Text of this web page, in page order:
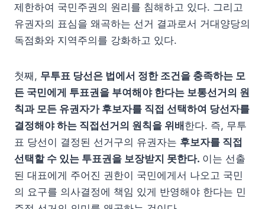
제한하여 국민주권의 원리를 침해하고 있다. 그리고
유권자의 표심을 왜곡하는 선거 결과로서 거대양당의
독점화와 지역주의를 강화하고 있다.
첫째, 무투표 당선은 법에서 정한 조건을 충족하는 모
든 국민에게 투표권을 부여해야 한다는 보통선거의 원
칙과 모든 유권자가 후보자를 직접 선택하여 당선자를
결정해야 하는 직접선거의 원칙을 위배한다. 즉, 무투
표 당선이 결정된 선거구의 유권자는 후보자를 직접
선택할 수 있는 투표권을 보장받지 못한다. 이는 선출
된 대표에게 주어진 권한이 국민에게서 나오고 국민
의 요구를 의사결정에 책임 있게 반영해야 한다는 민